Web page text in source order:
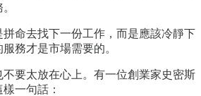
命去找下一份工作，而是應該冷靜下
務才是市場需要的。
要太放在心上。有一位創業家史密斯
樣一句話：